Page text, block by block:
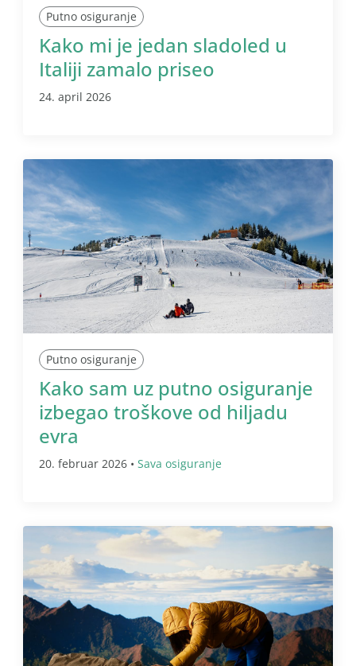
Putno osiguranje
Kako mi je jedan sladoled u
Italiji zamalo priseo
24. april 2026
Putno osiguranje
Kako sam uz putno osiguranje
izbegao troškove od hiljadu
evra
20. februar 2026 • Sava osiguranje